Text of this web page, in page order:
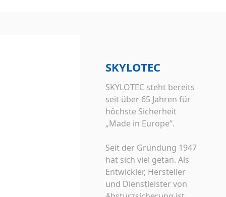
SKYLOTEC
SKYLOTEC steht bereits
seit über 65 Jahren für
höchste Sicherheit
„Made in Europe“.
Seit der Gründung 1947
hat sich viel getan. Als
Entwickler, Hersteller
und Dienstleister von